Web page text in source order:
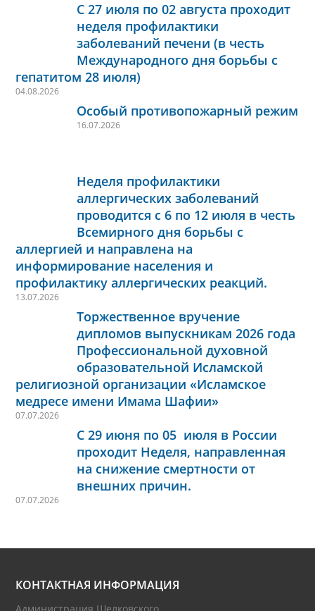
С 27 июля по 02 августа проходит
неделя профилактики
заболеваний печени (в честь
Международного дня борьбы с
гепатитом 28 июля)
04.08.2026
Особый противопожарный режим
16.07.2026
Неделя профилактики
аллергических заболеваний
проводится с 6 по 12 июля в честь
Всемирного дня борьбы с
аллергией и направлена на
информирование населения и
профилактику аллергических реакций.
13.07.2026
Торжественное вручение
дипломов выпускникам 2026 года
Профессиональной духовной
образовательной Исламской
религиозной организации «Исламское
медресе имени Имама Шафии»
07.07.2026
С 29 июня по 05 июля в России
проходит Неделя, направленная
на снижение смертности от
внешних причин.
07.07.2026
КОНТАКТНАЯ ИНФОРМАЦИЯ